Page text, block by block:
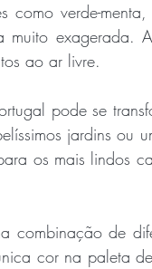
como verde-
muito exagerada.
ao ar livre.
pode se
jardins ou
os mais lindos
combinação de
cor na paleta